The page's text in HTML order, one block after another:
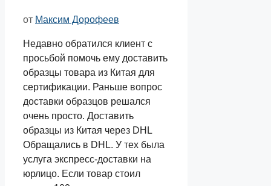
от Максим Дорофеев
Недавно обратился клиент с
просьбой помочь ему доставить
образцы товара из Китая для
сертификации. Раньше вопрос
доставки образцов решался
очень просто. Доставить
образцы из Китая через DHL
Обращались в DHL. У тех была
услуга экспресс-доставки на
юрлицо. Если товар стоил